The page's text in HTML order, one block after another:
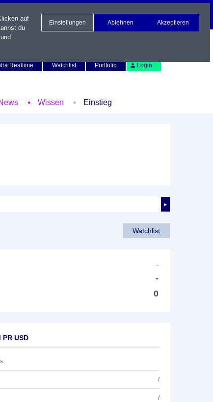
Realtime
Watchlist Portfolio Login
Wissen Einstieg
►
Watchlist
-
-
0
USD
/
/
auf
du
Einstellungen Ablehnen Akzeptieren